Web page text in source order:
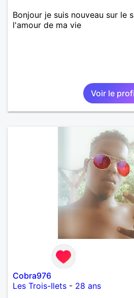
Bonjour je suis nouveau sur le
l'amour de ma vie
Voir le
Cobra976
Les Trois-Ilets - 28 ans